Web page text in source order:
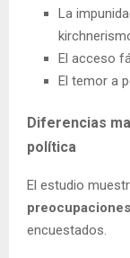
La
El acceso
El temor a
Diferencias
política
El estudio
preocupaciones
encuestados.